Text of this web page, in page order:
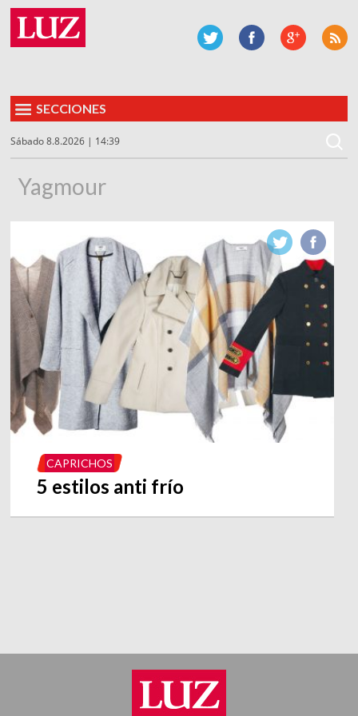
SECCIONES
Sábado 8.8.2026 | 14:39
Yagmour
CAPRICHOS
5 estilos anti frío